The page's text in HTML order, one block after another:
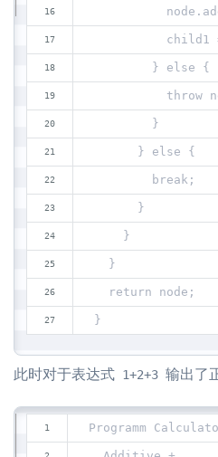
child1 =
        } else {
throw
        }
      } else {
        break;
      }
    }
  }
  return node;
}
此时对于表达式 1+2+3 输出了
Programm